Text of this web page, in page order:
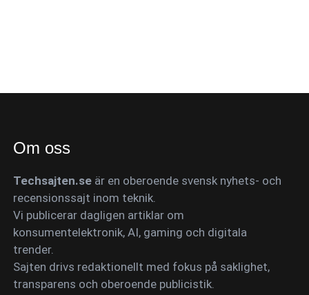
Om oss
Techsajten.se är en oberoende svensk nyhets- och
recensionssajt inom teknik.
Vi publicerar dagligen artiklar om
konsumentelektronik, AI, gaming och digitala
trender.
Sajten drivs redaktionellt med fokus på saklighet,
transparens och oberoende publicistik.